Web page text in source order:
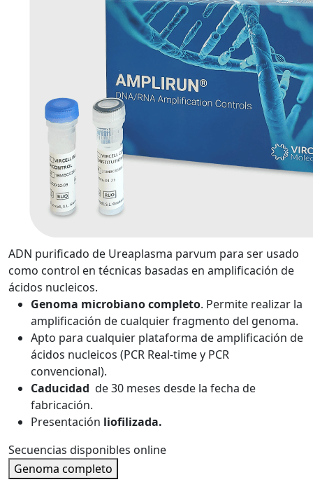
ADN purificado de Ureaplasma parvum para ser usado
como control en técnicas basadas en amplificación de
ácidos nucleicos.
Genoma microbiano completo. Permite realizar la
amplificación de cualquier fragmento del genoma.
Apto para cualquier plataforma de amplificación de
ácidos nucleicos (PCR Real-time y PCR
convencional).
Caducidad de 30 meses desde la fecha de
fabricación.
Presentación liofilizada.
Secuencias disponibles online
Genoma completo